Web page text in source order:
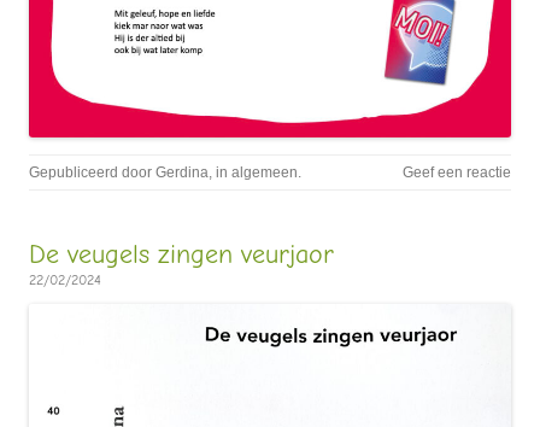
Gepubliceerd door Gerdina, in algemeen. Geef een reactie
De veugels zingen veurjaor
22/02/2024